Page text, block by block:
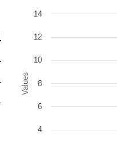
The chart has 1 Y axis
Values
4
6
8
10
12
14